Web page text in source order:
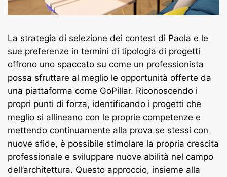
La strategia di selezione dei contest di Paola e le
sue preferenze in termini di tipologia di progetti
offrono uno spaccato su come un professionista
possa sfruttare al meglio le opportunità offerte da
una piattaforma come GoPillar. Riconoscendo i
propri punti di forza, identificando i progetti che
meglio si allineano con le proprie competenze e
mettendo continuamente alla prova se stessi con
nuove sfide, è possibile stimolare la propria crescita
professionale e sviluppare nuove abilità nel campo
dell’architettura. Questo approccio, insieme alla